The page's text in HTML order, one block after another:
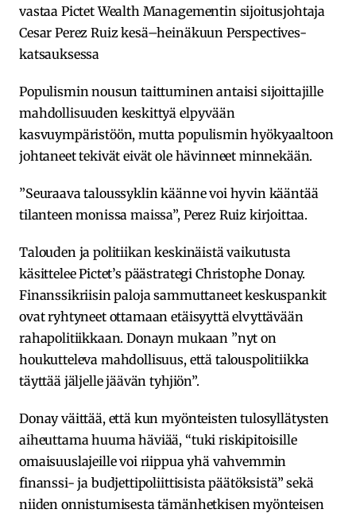
vastaa Pictet Wealth Managementin sijoitusjohtaja
Cesar Perez Ruiz kesä–heinäkuun Perspectives-
katsauksessa
Populismin nousun taittuminen antaisi sijoittajille
mahdollisuuden keskittyä elpyvään
kasvuympäristöön, mutta populismin hyökyaaltoon
johtaneet tekivät eivät ole hävinneet minnekään.
”Seuraava taloussyklin käänne voi hyvin kääntää
tilanteen monissa maissa”, Perez Ruiz kirjoittaa.
Talouden ja politiikan keskinäistä vaikutusta
käsittelee Pictet’s päästrategi Christophe Donay.
Finanssikriisin paloja sammuttaneet keskuspankit
ovat ryhtyneet ottamaan etäisyyttä elvyttävään
rahapolitiikkaan. Donayn mukaan ”nyt on
houkutteleva mahdollisuus, että talouspolitiikka
täyttää jäljelle jäävän tyhjiön”.
Donay väittää, että kun myönteisten tulosyllätysten
aiheuttama huuma häviää, “tuki riskipitoisille
omaisuuslajeille voi riippua yhä vahvemmin
finanssi- ja budjettipoliittisista päätöksistä” sekä
niiden onnistumisesta tämänhetkisen myönteisen